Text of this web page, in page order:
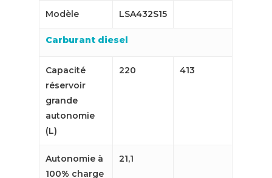
Modèle LSA432S15
Carburant diesel
Capacité
réservoir
grande
autonomie
(L)
220 413
Autonomie à
100% charge
21,1